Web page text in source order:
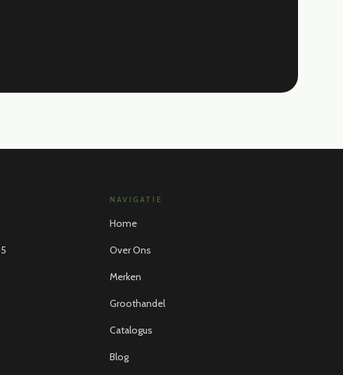
NAVIGATIE
Home
Over Ons
Merken
Groothandel
Catalogus
Blog